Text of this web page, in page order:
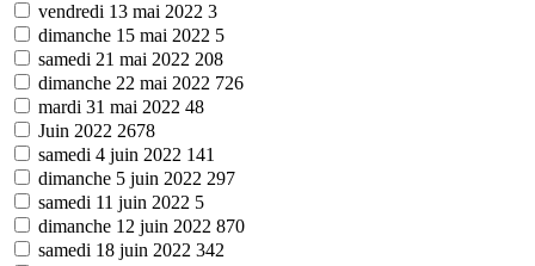
vendredi 13 mai 2022 3
dimanche 15 mai 2022 5
samedi 21 mai 2022 208
dimanche 22 mai 2022 726
mardi 31 mai 2022 48
Juin 2022 2678
samedi 4 juin 2022 141
dimanche 5 juin 2022 297
samedi 11 juin 2022 5
dimanche 12 juin 2022 870
samedi 18 juin 2022 342